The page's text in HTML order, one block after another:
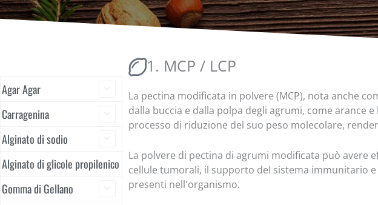
Agar Agar
Carragenina
Alginato di sodio
Alginato di glicole propilenico
Gomma di Gellano
1. MCP / LCP
La pectina modificata in polvere (MCP), nota anche
dalla buccia e dalla polpa degli agrumi, come arance
processo di riduzione del suo peso molecolare,
La polvere di pectina di agrumi modificata può avere
cellule tumorali, il supporto del sistema immunitario
presenti nell'organismo.